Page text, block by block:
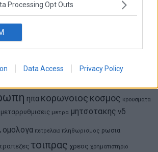
Processing Opt Outs
Data Access Privacy Policy
αεπ αναπτυξη γερμανια
εκτ ελλαδα εμπορευματα
ηπα κορωνοιος κοσμος κρουσματα
μεταρρυθμισεις μετρα μητσοτακης νδ
ομολογα πετρελαιο πληθωρισμος ρωσια
τσιπρας χρεος χρηματιστηριο